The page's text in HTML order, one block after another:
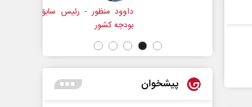
داوود منظور - رئیس سابق سازمان برنامه و
پیشخوان